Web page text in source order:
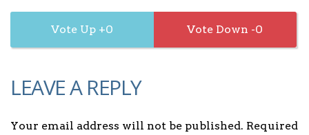
0 0
LEAVE A REPLY
Your email address will not be published. Required